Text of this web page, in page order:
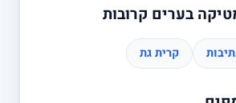
בערים קרובות
קרית גת